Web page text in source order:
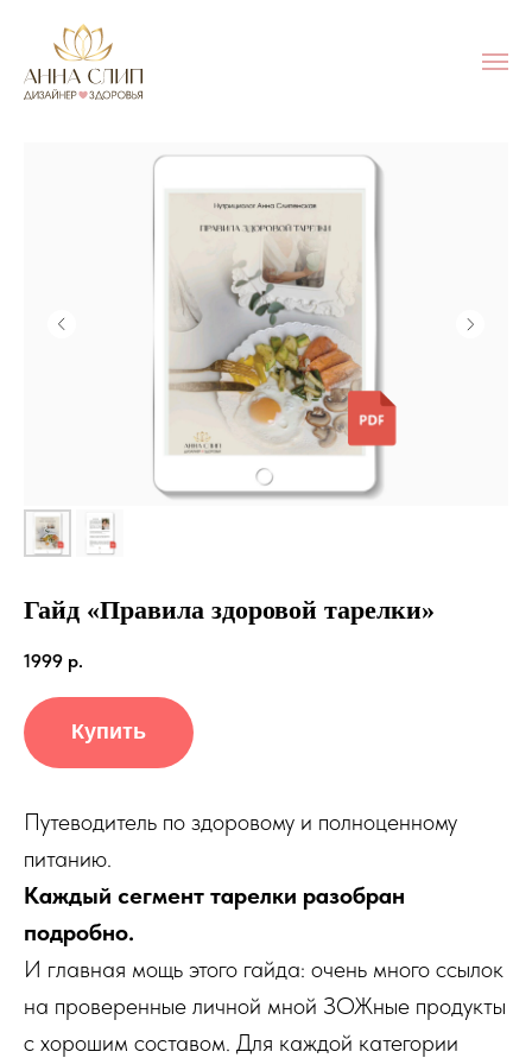
Гайд «Правила здоровой тарелки»
1999 р.
Купить
Путеводитель по здоровому и полноценному
питанию.
Каждый сегмент тарелки разобран
подробно.
И главная мощь этого гайда: очень много ссылок
на проверенные личной мной ЗОЖные продукты
с хорошим составом. Для каждой категории